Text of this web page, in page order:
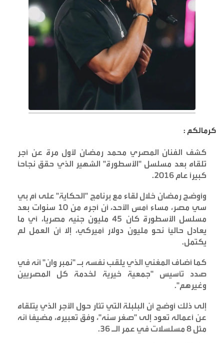
كرمالكم :
كشف الفنان المصري محمد رمضان لأول مرة عن أجر
تلقاه بعد مسلسل "الأسطورة" الشهير الذي حقق نجاحاً
كبيراً عام 2016
.
وأوضح رمضان خلال لقاء مع برنامج "الحكاية" على أم بي
سي مصر، مساء أمس الأحد، أن أجره من 10 سنوات بعد
مسلسل الأسطورة كان 45 مليون جنيه مصريا، أي ما
يعادل حالياً نحو مليون دولار أميركي، إلا أن العمل لم
يكتمل.
كما أضاف المغني الذي يلقب نفسه بـ "نمبر وان" أنه في
صدد تأسيس "جمعية خيرية لخدمة كل المصريين
وغيرهم".
إلى ذلك أوضح أن البلبلة التي تثار حول الأجر الذي يتلقاه
عن أعماله تعود إلى "صغر سنه"، وفق تعبيره، مضيفاً أنه
مثل 8 مسلسلات في عمر الـ 36
.